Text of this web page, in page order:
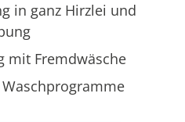
in ganz Hirzlei und
mit Fremdwäsche